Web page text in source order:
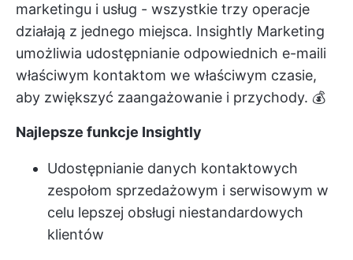
marketingu i usług - wszystkie trzy operacje
działają z jednego miejsca. Insightly Marketing
umożliwia udostępnianie odpowiednich e-maili
właściwym kontaktom we właściwym czasie,
aby zwiększyć zaangażowanie i przychody. 💰
Najlepsze funkcje Insightly
Udostępnianie danych kontaktowych
zespołom sprzedażowym i serwisowym w
celu lepszej obsługi niestandardowych
klientów